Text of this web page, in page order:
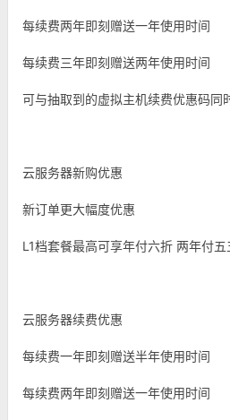
每续费两年即刻赠送一年使用时间
每续费三年即刻赠送两年使用时间
可与抽取到的虚拟主机续费优惠码同
云服务器新购优惠
新订单更大幅度优惠
L1档套餐最高可享年付六折 两年付
云服务器续费优惠
每续费一年即刻赠送半年使用时间
每续费两年即刻赠送一年使用时间